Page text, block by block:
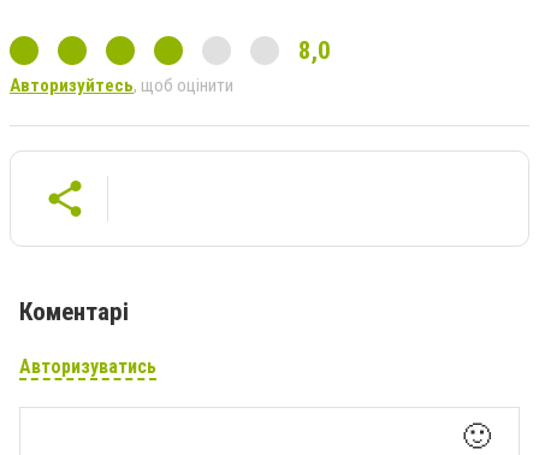
8,0
Авторизуйтесь, щоб оцінити
Коментарі
Авторизуватись
🙂